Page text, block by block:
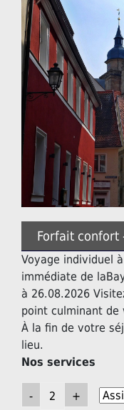
Forfait confort
Voyage individuel
immédiate de
à 26.08.2026
point culminant de
À la fin de votre
lieu.
Nos services